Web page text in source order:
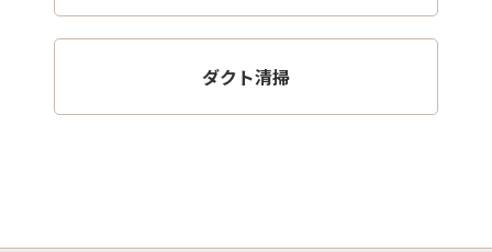
ダクト清掃